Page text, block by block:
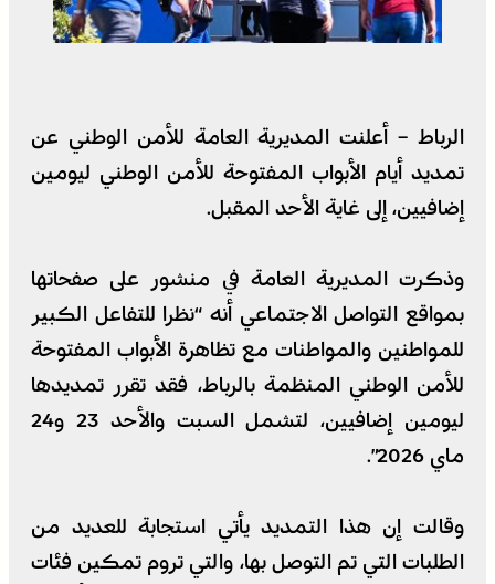
الرباط – أعلنت المديرية العامة للأمن الوطني عن
تمديد أيام الأبواب المفتوحة للأمن الوطني ليومين
إضافيين، إلى غاية الأحد المقبل.
وذكرت المديرية العامة في منشور على صفحاتها
بمواقع التواصل الاجتماعي أنه “نظرا للتفاعل الكبير
للمواطنين والمواطنات مع تظاهرة الأبواب المفتوحة
للأمن الوطني المنظمة بالرباط، فقد تقرر تمديدها
ليومين إضافيين، لتشمل السبت والأحد 23 و24
ماي 2026”.
وقالت إن هذا التمديد يأتي استجابة للعديد من
الطلبات التي تم التوصل بها، والتي تروم تمكين فئات